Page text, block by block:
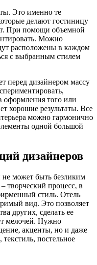
Это именно те
делают гостиницу
При помощи объемной
Можно
расположены в каждом
с выбранным стилем
перед дизайнером массу
оформления того или
хорошие результаты. Все
можно гармонично
одной большой
дизайнеров
может быть безликим
творческий процесс, в
стиль. Отель
вид. Это позволяет
других, сделать ее
мелочей. Нужно
акценты, но и даже
постельное